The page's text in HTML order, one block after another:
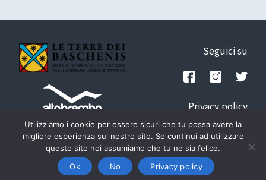
Tel: +39.348.1842781 -
info@altobrembo.it
Seguici su
Privacy policy
Credits
Utilizziamo i cookie per essere sicuri che tu possa avere la
migliore esperienza sul nostro sito. Se continui ad utilizzare
questo sito noi assumiamo che tu ne sia felice.
Ok
No Privacy policy